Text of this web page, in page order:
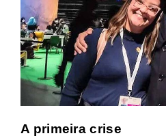
A primeira crise